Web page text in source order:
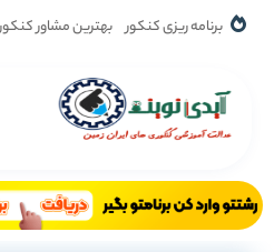
برنامه ریزی کنکور بهترین مشاور کنکور